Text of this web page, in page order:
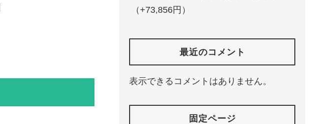
（+73,856円）
最近のコメント
表示できるコメントはありません。
固定ページ